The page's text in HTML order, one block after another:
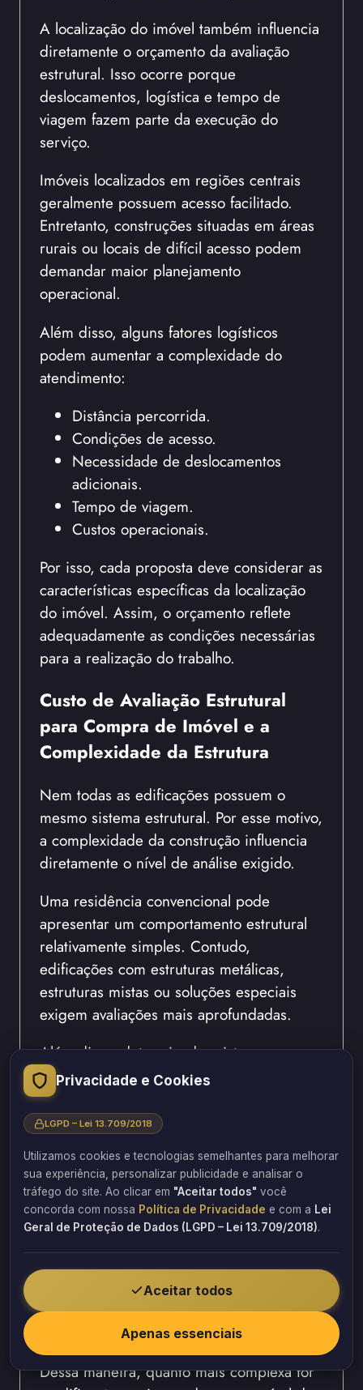
A localização do imóvel também influencia
diretamente o orçamento da avaliação
estrutural. Isso ocorre porque
deslocamentos, logística e tempo de
viagem fazem parte da execução do
serviço.
Imóveis localizados em regiões centrais
geralmente possuem acesso facilitado.
Entretanto, construções situadas em áreas
rurais ou locais de difícil acesso podem
demandar maior planejamento
operacional.
Além disso, alguns fatores logísticos
podem aumentar a complexidade do
atendimento:
Distância percorrida.
Condições de acesso.
Necessidade de deslocamentos
adicionais.
Tempo de viagem.
Custos operacionais.
Por isso, cada proposta deve considerar as
características específicas da localização
do imóvel. Assim, o orçamento reflete
adequadamente as condições necessárias
para a realização do trabalho.
Custo de Avaliação Estrutural
para Compra de Imóvel e a
Complexidade da Estrutura
Nem todas as edificações possuem o
mesmo sistema estrutural. Por esse motivo,
a complexidade da construção influencia
diretamente o nível de análise exigido.
Uma residência convencional pode
apresentar um comportamento estrutural
relativamente simples. Contudo,
edificações com estruturas metálicas,
estruturas mistas ou soluções especiais
exigem avaliações mais aprofundadas.
Além disso, determinados sistemas
construtivos demandam conhecimentos
específicos por parte do profissional
responsável. Consequentemente, o grau
final.
Entre os fatores analisados estão:
Método construtivo utilizado.
Existência de ampliações.
Reformas anteriores.
Intervenções estruturais realizadas.
Dessa maneira, quanto mais complexa for
Privacidade e Cookies
LGPD – Lei 13.709/2018
Utilizamos cookies e tecnologias semelhantes para melhorar
sua experiência, personalizar publicidade e analisar o
tráfego do site. Ao clicar em "Aceitar todos" você
concorda com nossa Política de Privacidade e com a Lei
Geral de Proteção de Dados (LGPD – Lei 13.709/2018).
Aceitar todos
Apenas essenciais